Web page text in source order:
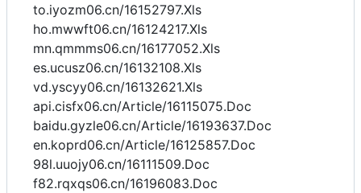
to.iyozm06.cn/16152797.Xls
ho.mwwft06.cn/16124217.Xls
mn.qmmms06.cn/16177052.Xls
es.ucusz06.cn/16132108.Xls
vd.yscyy06.cn/16132621.Xls
api.cisfx06.cn/Article/16115075.Doc
baidu.gyzle06.cn/Article/16193637.Doc
en.koprd06.cn/Article/16125857.Doc
98l.uuojy06.cn/16111509.Doc
f82.rqxqs06.cn/16196083.Doc